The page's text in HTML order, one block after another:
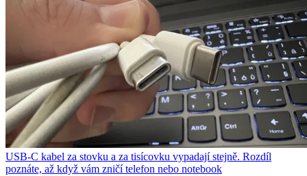
USB-C kabel za stovku a za tisícovku vypadají stejně. Rozdíl
poznáte, až když vám zničí telefon nebo notebook